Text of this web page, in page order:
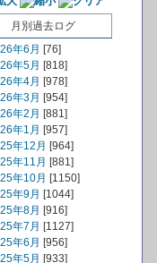
月別過去ログ
年6月 [76]
年5月 [818]
年4月 [978]
年3月 [954]
年2月 [881]
年1月 [957]
年12月 [964]
年11月 [881]
年10月 [1150]
年9月 [1044]
年8月 [916]
年7月 [1127]
年6月 [956]
年5月 [933]